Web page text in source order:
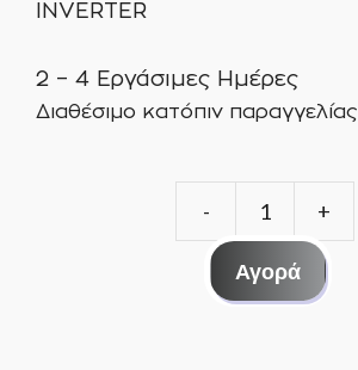
INVERTER
2 – 4 Εργάσιμες Ημέρες
Διαθέσιμο κατόπιν παραγγελίας
Αγορά